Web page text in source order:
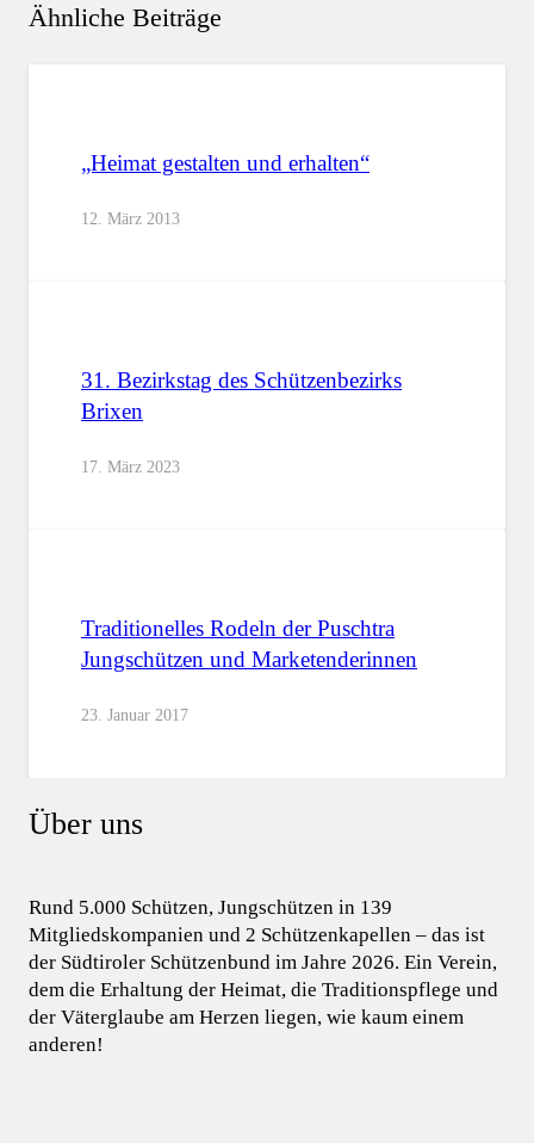
Ähnliche Beiträge
„Heimat gestalten und erhalten“
12. März 2013
31. Bezirkstag des Schützenbezirks
Brixen
17. März 2023
Traditionelles Rodeln der Puschtra
Jungschützen und Marketenderinnen
23. Januar 2017
Über uns
Rund 5.000 Schützen, Jungschützen in 139
Mitgliedskompanien und 2 Schützenkapellen – das ist
der Südtiroler Schützenbund im Jahre 2026. Ein Verein,
dem die Erhaltung der Heimat, die Traditionspflege und
der Väterglaube am Herzen liegen, wie kaum einem
anderen!